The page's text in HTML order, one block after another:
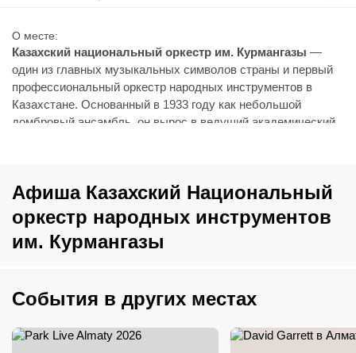
О месте
Казахский национальный оркестр им. Курмангазы —
один из главных музыкальных символов страны и первый
профессиональный оркестр народных инструментов в
Казахстане. Основанный в 1933 году как небольшой
домбровый ансамбль, он вырос в ведущий академический
народных песен, произведений казахских композиторов и
тысячи произведений, а звучание уникальных
инструментов передаёт самобытный характер культуры
центром сохранения и развития народного музыкального
Как добраться
Афиша Казахский Национальный
оркестр народных инструментов
им. Курмангазы
События в других местах